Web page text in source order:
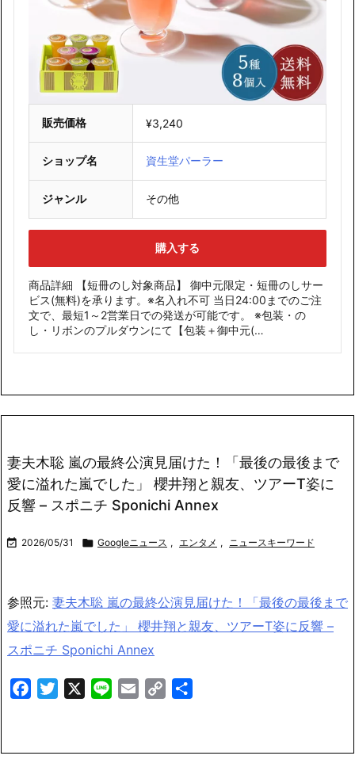
販売価格 ¥3,240
ショップ名 資生堂パーラー
ジャンル その他
購入する
商品詳細 【短冊のし対象商品】 御中元限定・短冊のしサー
ビス(無料)を承ります。※名入れ不可 当日24:00までのご注
文で、最短1～2営業日での発送が可能です。 ※包装・の
し・リボンのプルダウンにて【包装＋御中元(…
妻夫木聡 嵐の最終公演見届けた！「最後の最後まで
愛に溢れた嵐でした」 櫻井翔と親友、ツアーT姿に
反響 – スポニチ Sponichi Annex
 2026/05/31  Googleニュース , エンタメ , ニュースキーワード
参照元: 妻夫木聡 嵐の最終公演見届けた！「最後の最後まで
愛に溢れた嵐でした」 櫻井翔と親友、ツアーT姿に反響 –
スポニチ Sponichi Annex
FacebookTwitter Line Email
Copy